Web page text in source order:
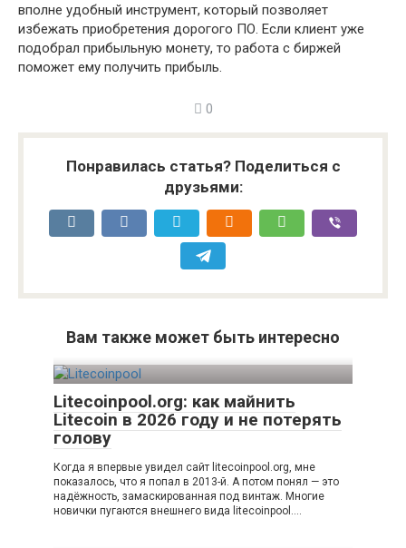
вполне удобный инструмент, который позволяет
избежать приобретения дорогого ПО. Если клиент уже
подобрал прибыльную монету, то работа с биржей
поможет ему получить прибыль.
0
Понравилась статья? Поделиться с
друзьями:
Вам также может быть интересно
Litecoinpool.org: как майнить
Litecoin в 2026 году и не потерять
голову
Когда я впервые увидел сайт litecoinpool.org, мне
показалось, что я попал в 2013-й. А потом понял — это
надёжность, замаскированная под винтаж. Многие
новички пугаются внешнего вида litecoinpool….